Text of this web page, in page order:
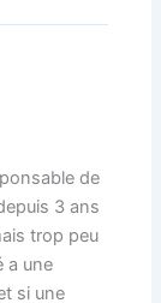
de
3 ans
trop peu
a une
si une